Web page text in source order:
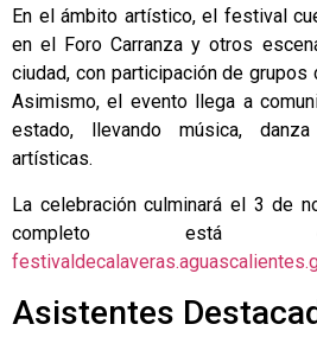
En el ámbito artístico, el festival
en el Foro Carranza y otros
ciudad, con participación de
Asimismo, el evento llega a
estado, llevando música,
artísticas.
La celebración culminará el 3 de
completo está
Asistentes